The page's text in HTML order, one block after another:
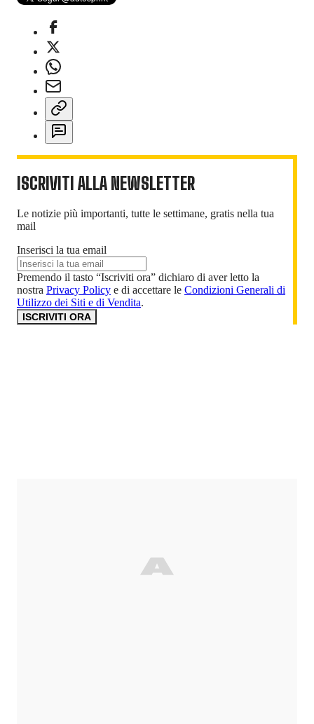
ISCRIVITI ALLA NEWSLETTER
Le notizie più importanti, tutte le settimane, gratis nella tua
mail
Inserisci la tua email
Premendo il tasto “Iscriviti ora” dichiaro di aver letto la
nostra Privacy Policy e di accettare le Condizioni Generali di
Utilizzo dei Siti e di Vendita.
ISCRIVITI ORA